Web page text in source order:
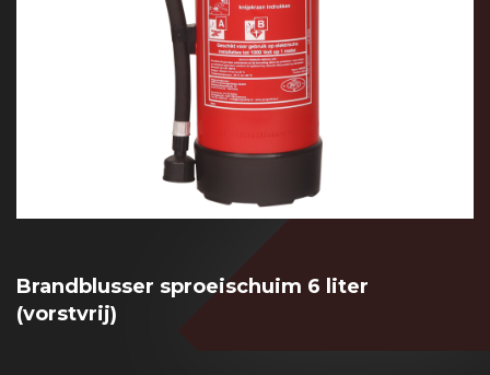
Brandblusser sproeischuim 6 liter
(vorstvrij)